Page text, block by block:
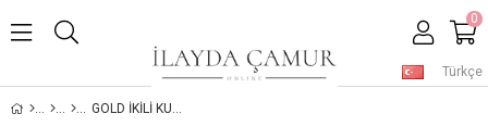
Türkçe
0
GOLD İKILI KUZEY YILDIZI EARCUFF KIKIRDAK KÜPE